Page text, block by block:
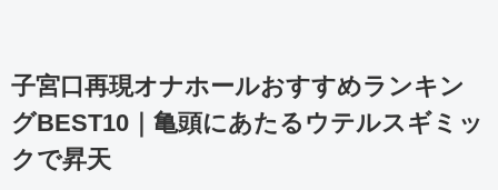
子宮口再現オナホールおすすめランキン
グBEST10｜亀頭にあたるウテルスギミッ
クで昇天